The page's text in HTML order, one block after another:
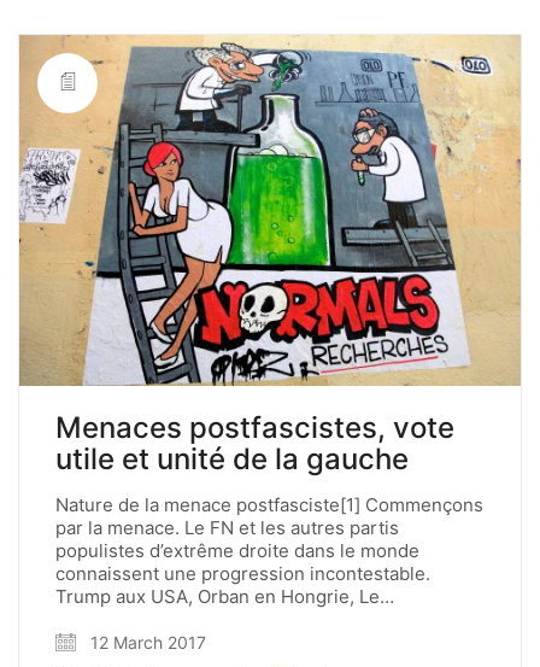
Menaces postfascistes, vote
utile et unité de la gauche
Nature de la menace postfasciste[1] Commençons
par la menace. Le FN et les autres partis
populistes d’extrême droite dans le monde
connaissent une progression incontestable.
Trump aux USA, Orban en Hongrie, Le…
12 March 2017